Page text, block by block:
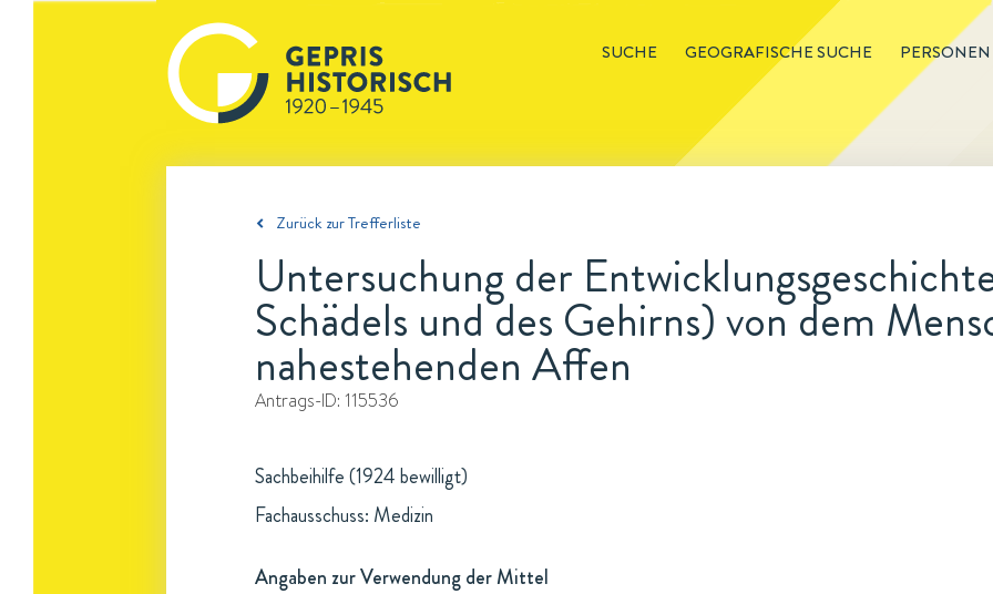
SUCHE GEOGRAFISCHE SUCHE PERSONEN
Zurück zur Trefferliste
Untersuchung der
Schädels und des Gehirns) von dem
nahestehenden Affen
Antrags-ID: 115536
Sachbeihilfe (1924 bewilligt)
Fachausschuss: Medizin
Angaben zur Verwendung der Mittel